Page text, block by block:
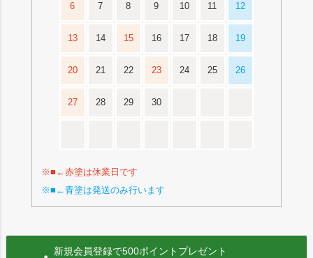
6 7 8 9 10 11 12
13 14 15 16 17 18 19
20 21 22 23 24 25 26
27 28 29 30
※■←赤塗は休業日です
※■←青塗は発送のみ行います
新規会員登録で500ポイントプレゼント